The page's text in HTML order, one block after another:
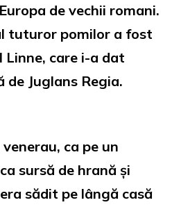
de vechii romani.
tuturor pomilor a fost
Linne, care i-a dat
Juglans Regia.
ca pe un
sursă de hrană și
sădit pe lângă casă